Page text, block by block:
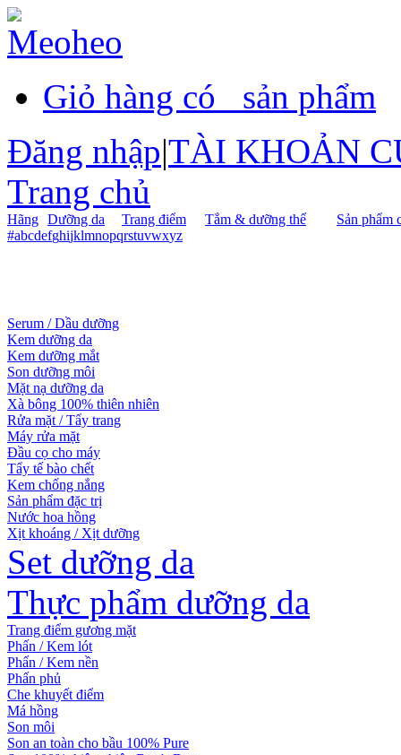
Giỏ hàng có
sản phẩm
Đăng nhập|TÀI KHOẢN
Trang chủ
Hãng Dưỡng da Trang điểm Tắm & dưỡng thể
Sản phẩm
#abcdefghijklmnopqrstuvwxyz
Serum / Dầu dưỡng
Kem dưỡng da
Kem dưỡng mắt
Son dưỡng môi
Mặt nạ dưỡng da
Xà bông 100% thiên nhiên
Rửa mặt / Tẩy trang
Máy rửa mặt
Đầu cọ cho máy
Tẩy tế bào chết
Kem chống nắng
Sản phẩm đặc trị
Nước hoa hồng
Xịt khoáng / Xịt dưỡng
Set dưỡng da
Thực phẩm dưỡng da
Trang điểm gương mặt
Phấn / Kem lót
Phấn / Kem nền
Phấn phủ
Che khuyết điểm
Má hồng
Son môi
Son an toàn cho bầu 100% Pure